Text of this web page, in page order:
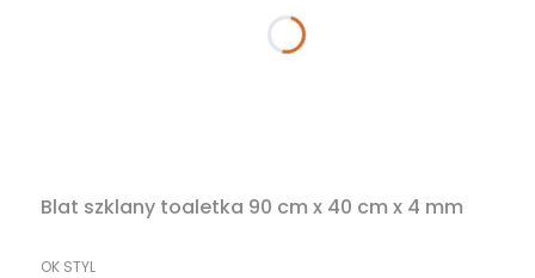
Blat szklany toaletka 90 cm x 40 cm x 4 mm
PRODUCENT
OK STYL